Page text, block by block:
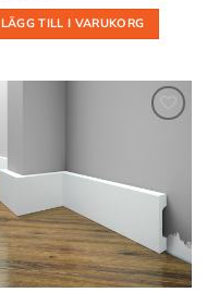
LÄGG TILL I VARUKORG
önskelistan